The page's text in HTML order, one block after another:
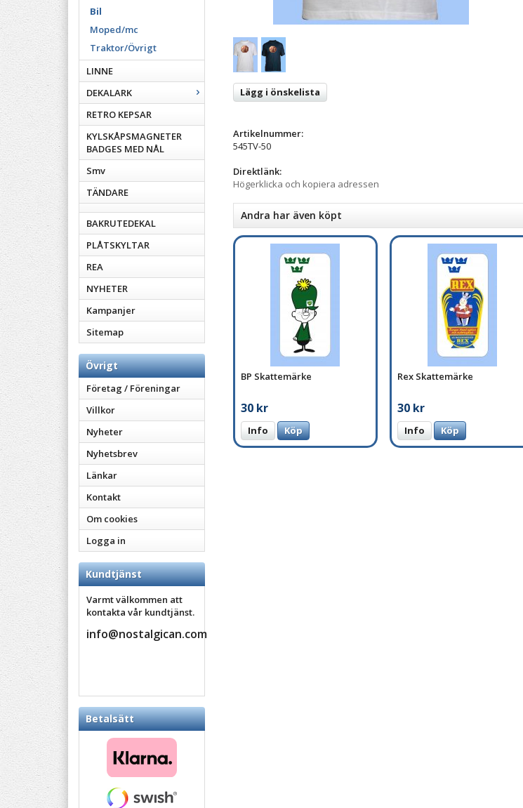
Bil
Moped/mc
Traktor/Övrigt
LINNE
DEKALARK
RETRO KEPSAR
KYLSKÅPSMAGNETER
BADGES MED NÅL
Smv
TÄNDARE
BAKRUTEDEKAL
PLÅTSKYLTAR
REA
NYHETER
Kampanjer
Sitemap
Övrigt
Företag / Föreningar
Villkor
Nyheter
Nyhetsbrev
Länkar
Kontakt
Om cookies
Logga in
Kundtjänst
Varmt välkommen att
kontakta vår kundtjänst.
info@nostalgican.com
Betalsätt
Lägg i önskelista
Artikelnummer:
545TV-50
Direktlänk:
Högerklicka och kopiera adressen
Andra har även köpt
BP Skattemärke
30 kr
Info Köp
Rex Skattemärke
30 kr
Info Köp